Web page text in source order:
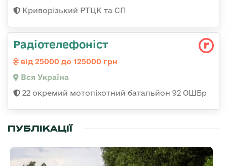
Криворізький РТЦК та СП
Радіотелефоніст
від 25000 до 125000 грн
Вся Україна
22 окремий мотопіхотний батальйон 92 ОШБр
ПУБЛІКАЦІЇ